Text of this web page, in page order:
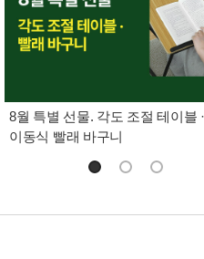
8월 특별 선물. 각도 조절 테이블 ·
이동식 빨래 바구니